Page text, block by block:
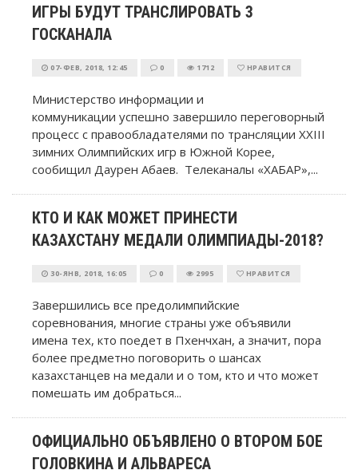
ИГРЫ БУДУТ ТРАНСЛИРОВАТЬ 3
ГОСКАНАЛА
07-ФЕВ, 2018, 12:45 0 1712 НРАВИТСЯ
Министерство информации и
коммуникации успешно завершило переговорный
процесс с правообладателями по трансляции XXIII
зимних Олимпийских игр в Южной Корее,
сообищил Даурен Абаев. Телеканалы «ХАБАР»,...
КТО И КАК МОЖЕТ ПРИНЕСТИ
КАЗАХСТАНУ МЕДАЛИ ОЛИМПИАДЫ-2018?
30-ЯНВ, 2018, 16:05 0 2995 НРАВИТСЯ
Завершились все предолимпийские
соревнования, многие страны уже объявили
имена тех, кто поедет в Пхенчхан, а значит, пора
более предметно поговорить о шансах
казахстанцев на медали и о том, кто и что может
помешать им добраться...
ОФИЦИАЛЬНО ОБЪЯВЛЕНО О ВТОРОМ БОЕ
ГОЛОВКИНА И АЛЬВАРЕСА